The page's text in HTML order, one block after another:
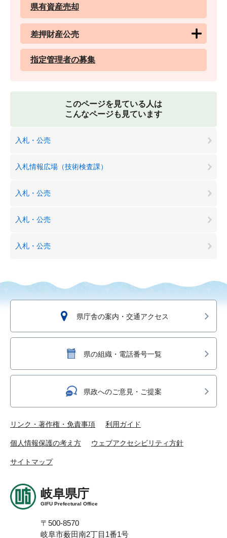
県有資産売却
差押財産公売
指定管理者の募集
このページを見ている人は
こんなページも見ています
入札・公売
入札情報広場（技術検査課）
入札・公売
入札・公売
入札・公売
県庁舎の案内・交通アクセス
県の組織・電話番号一覧
県政へのご意見・ご提案
リンク・著作権・免責事項 利用ガイド
個人情報保護の考え方 ウェブアクセシビリティ方針
サイトマップ
岐阜県庁
GIFU Prefectural Office
〒500-8570
岐阜市薮田南2丁目1番1号